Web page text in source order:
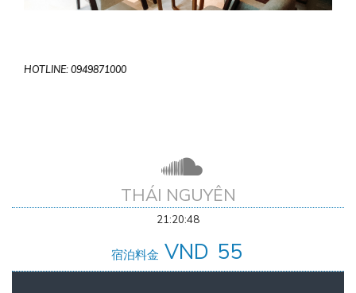
HOTLINE: 0949871000
THÁI NGUYÊN
21:20:49
宿泊料金 VND 55